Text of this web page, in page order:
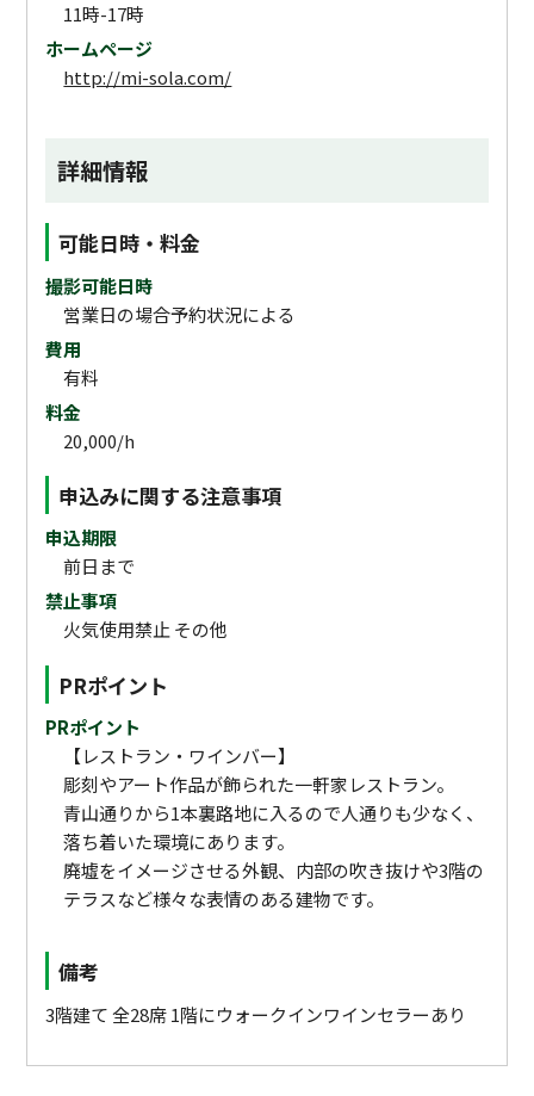
11時-17時
ホームページ
http://mi-sola.com/
詳細情報
可能日時・料金
撮影可能日時
営業日の場合予約状況による
費用
有料
料金
20,000/h
申込みに関する注意事項
申込期限
前日まで
禁止事項
火気使用禁止 その他
PRポイント
PRポイント
【レストラン・ワインバー】
彫刻やアート作品が飾られた一軒家レストラン。
青山通りから1本裏路地に入るので人通りも少なく、
落ち着いた環境にあります。
廃墟をイメージさせる外観、内部の吹き抜けや3階の
テラスなど様々な表情のある建物です。
備考
3階建て 全28席 1階にウォークインワインセラーあり